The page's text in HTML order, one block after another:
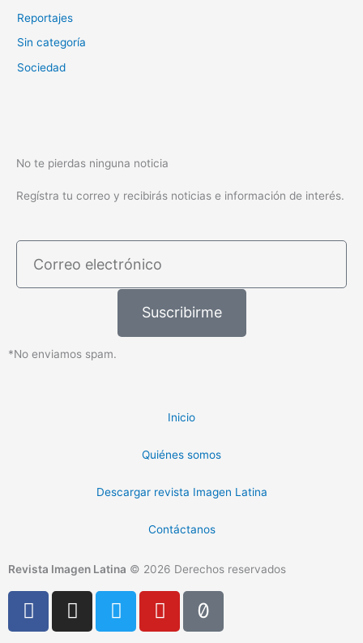
Reportajes
Sin categoría
Sociedad
No te pierdas ninguna noticia
Regístra tu correo y recibirás noticias e información de interés.
electrónico
Suscribirme
*No enviamos spam.
Inicio
Quiénes somos
Descargar revista Imagen Latina
Contáctanos
Revista Imagen Latina © 2026 Derechos reservados
F
a
I
n
T
w
Y
o
T
i